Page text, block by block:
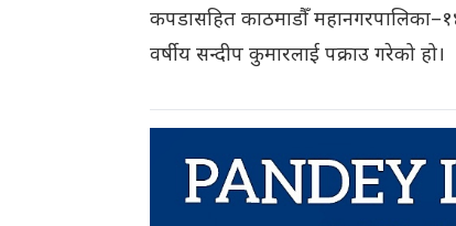
कपडासहित काठमाडौँ
वर्षीय सन्दीप कुमारलाई पक्राउ गरेको हो।